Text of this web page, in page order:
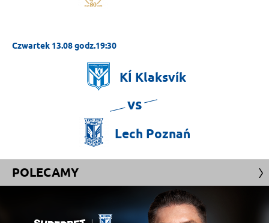
Czwartek 13.08 godz.19:30
KÍ Klaksvík
vs
Lech Poznań
POLECAMY